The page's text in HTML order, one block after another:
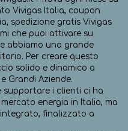
Vivigas Italia, coupon
spedizione gratis Vivigas
che puoi attivare su
abbiamo una grande
Per creare questo
solido e dinamico a
Grandi Aziende.
supportare i clienti ci ha
energia in Italia, ma
finalizzato a